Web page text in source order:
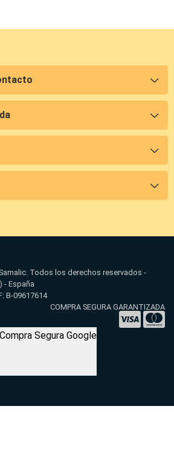
Todos los derechos reservados -
- España
B-09617614
COMPRA SEGURA GARANTIZADA